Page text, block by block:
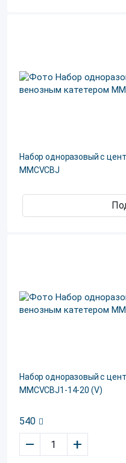
Набор одноразовый с
MMCVCBJ
Набор одноразовый с
MMCVCBJ1-14-20 (V)
540
– +